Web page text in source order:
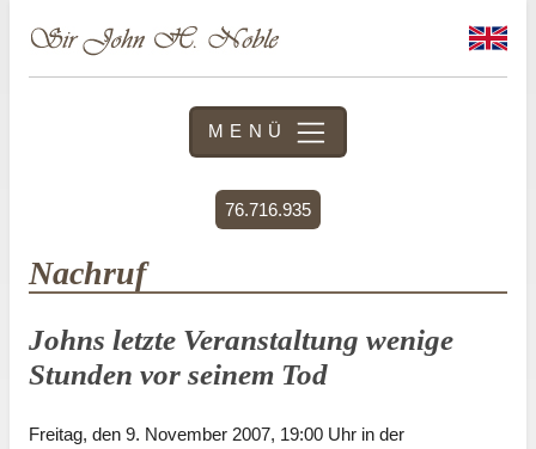
MENÜ
76.716.935
Nachruf
Johns letzte Veranstaltung wenige
Stunden vor seinem Tod
Freitag, den 9. November 2007, 19:00 Uhr in der